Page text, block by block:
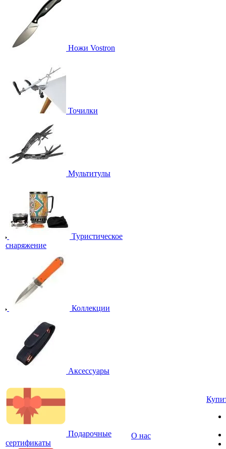
Ножи Vostron
Точилки
Мультитулы
Туристическое
снаряжение
Коллекции
Аксессуары
Подарочные
сертификаты
О нас